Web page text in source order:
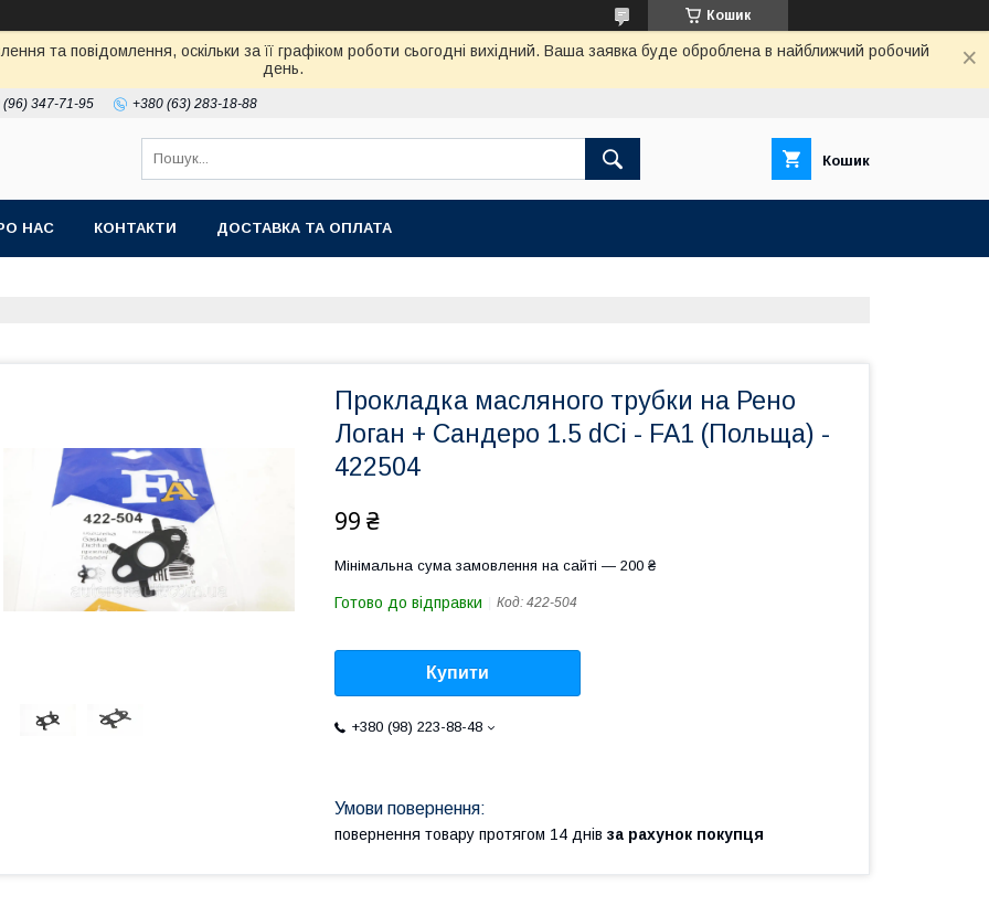
Кошик
та повідомлення, оскільки за її графіком роботи сьогодні вихідний. Ваша заявка буде оброблена в найближчий робочий
день.
(96) 347-71-95 +380 (63) 283-18-88
Кошик
НАС КОНТАКТИ ДОСТАВКА ТА ОПЛАТА
Прокладка масляного трубки на Рено
Логан + Сандеро 1.5 dCi - FA1 (Польща) -
422504
99 ₴
Мінімальна сума замовлення на сайті — 200 ₴
Готово до відправки Код: 422-504
Купити
+380 (98) 223-88-48
повернення товару протягом 14 днів за рахунок покупця